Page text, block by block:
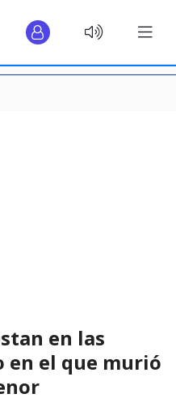
en las
en el que murió